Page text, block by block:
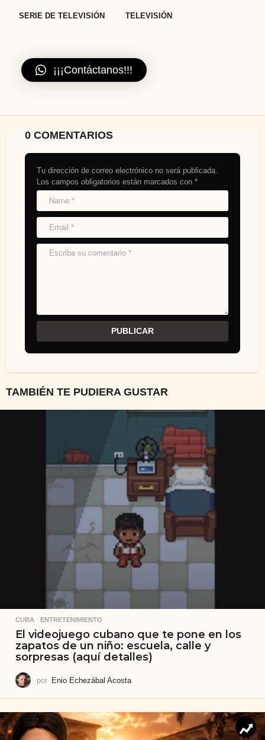
SERIE DE TELEVISIÓN TELEVISIÓN
¡¡¡Contáctanos!!!
0 COMENTARIOS
Tu dirección de correo electrónico no será publicada.
Los campos obligatorios están marcados con *
TAMBIÉN TE PUDIERA GUSTAR
CUBA ,ENTRETENIMIENTO
El videojuego cubano que te pone en los
zapatos de un niño: escuela, calle y
sorpresas (aquí detalles)
por Enio Echezábal Acosta